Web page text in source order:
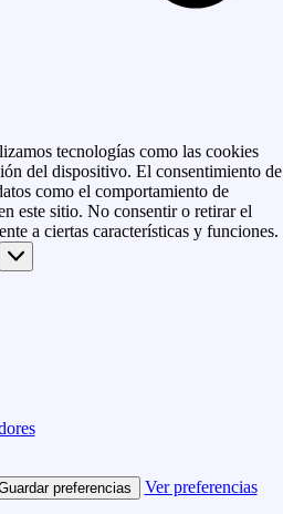
tecnologías como las cookies
del dispositivo. El consentimiento de
como el comportamiento de
este sitio. No consentir o retirar el
a ciertas características y funciones.
preferencias Ver preferencias